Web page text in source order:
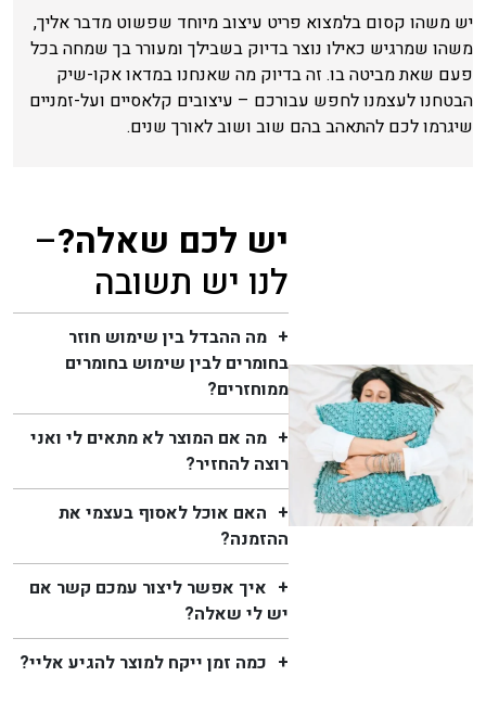
יש משהו קסום בלמצוא פריט עיצוב מיוחד שפשוט מדבר אליך,
משהו שמרגיש כאילו נוצר בדיוק בשבילך ומעורר בך שמחה בכל
פעם שאת מביטה בו. זה בדיוק מה שאנחנו במדאו אקו-שיק
הבטחנו לעצמנו לחפש עבורכם – עיצובים קלאסיים ועל-זמניים
שיגרמו לכם להתאהב בהם שוב ושוב לאורך שנים.
יש לכם שאלה?–
לנו יש תשובה
מה ההבדל בין שימוש חוזר
בחומרים לבין שימוש בחומרים
ממוחזרים?
מה אם המוצר לא מתאים לי ואני
רוצה להחזיר?
האם אוכל לאסוף בעצמי את
ההזמנה?
איך אפשר ליצור עמכם קשר אם
יש לי שאלה?
כמה זמן ייקח למוצר להגיע אליי?